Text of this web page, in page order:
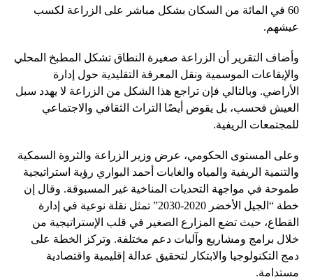
60 في المائة من السكان بشكل مباشر على الزراعة لكسب
عيشهم.
وأضاف التقرير أن الزراعة صغيرة النطاق تشكل المطبخ المحلي
والإيقاعات الموسمية ونقل المعرفة التقليدية حول إدارة
الأراضي. وبالتالي فإن تراجع هذا الشكل من الزراعة لا يهدد سبل
العيش فحسب، بل يقوض أيضًا التراث الثقافي والاجتماعي
للمجتمعات الريفية.
وعلى المستوى الحكومي، عرض وزير الزراعة والثروة السمكية
والتنمية الريفية والمياه والغابات أحمد البواري رؤية استراتيجية
طموحة في مواجهة التحديات المناخية غير المسبوقة. وقال إن
خطة “الجيل الأخضر 2020-2030” تمثل نقلة نوعية في إدارة
القطاع، حيث تضع المزارع الصغير في قلب الإستراتيجية من
خلال برامج ومشاريع وآليات دعم مختلفة. وتركز الخطة على
دمج التكنولوجيا والابتكار لتحقيق عدالة إقليمية واقتصادية
مستدامة.